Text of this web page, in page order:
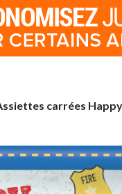
paq.
carrées Happy